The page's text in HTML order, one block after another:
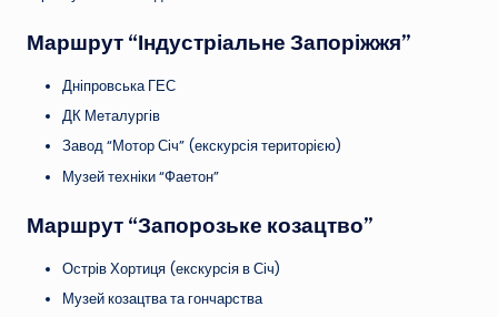
Маршрут “Індустріальне Запоріжжя”
Дніпровська ГЕС
ДК Металургів
Завод “Мотор Січ” (екскурсія територією)
Музей техніки “Фаетон”
Маршрут “Запорозьке козацтво”
Острів Хортиця (екскурсія в Січ)
Музей козацтва та гончарства